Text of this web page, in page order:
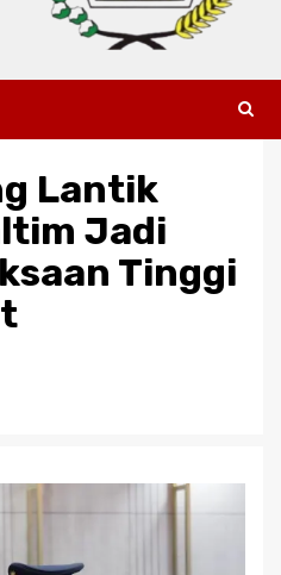
Lantik
Jadi
Tinggi